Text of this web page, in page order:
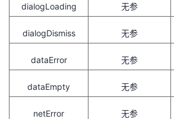
dialogLoading 无参
dialogDismiss 无参
dataError 无参
dataEmpty 无参
netError 无参